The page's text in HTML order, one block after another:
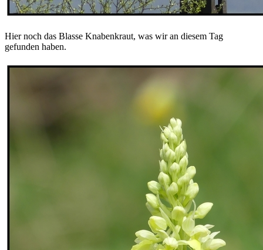
Hier noch das Blasse Knabenkraut, was wir an diesem Tag
gefunden haben.